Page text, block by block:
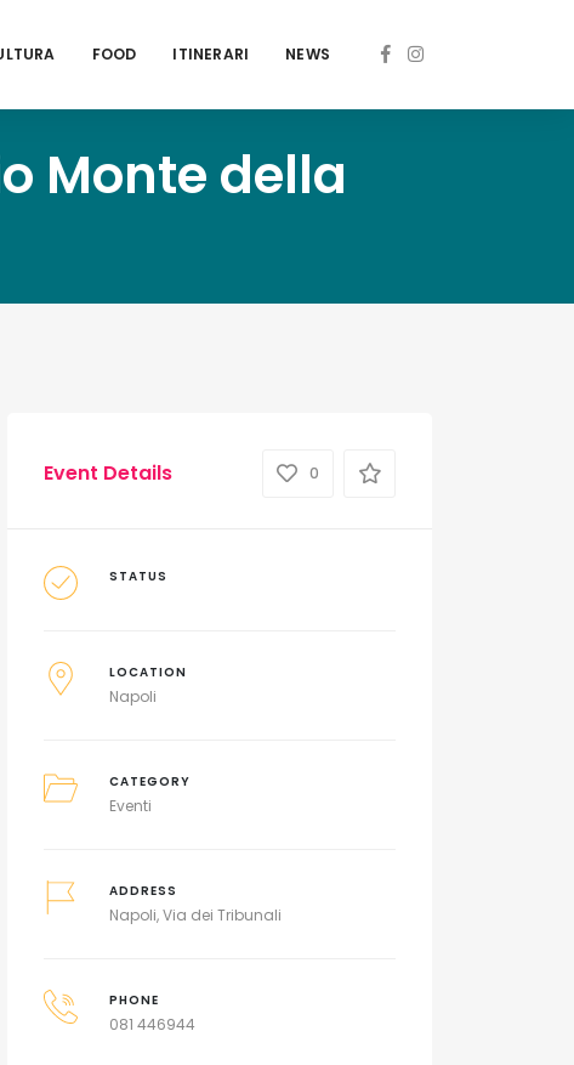
FOOD ITINERARI NEWS
Monte della
Event Details 0
STATUS
LOCATION
Napoli
CATEGORY
Eventi
ADDRESS
Napoli, Via dei Tribunali
PHONE
081 446944